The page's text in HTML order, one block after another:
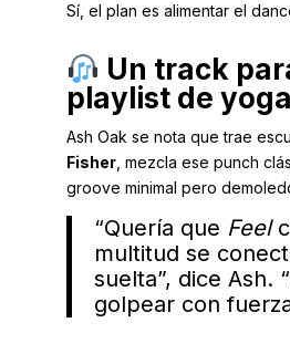
Sí, el plan es alimentar el
Un track
playlist de yoga
Ash Oak se nota que trae
Fisher, mezcla ese punch
groove minimal pero
“Quería que Feel
multitud se
suelta”, dice Ash.
golpear con